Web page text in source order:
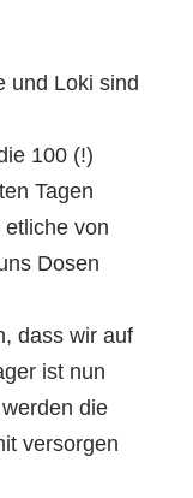
und Loki sind
100 (!)
Tagen
von
Dosen
dass wir auf
ist nun
die
versorgen